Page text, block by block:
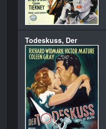
Todeskuss, Der